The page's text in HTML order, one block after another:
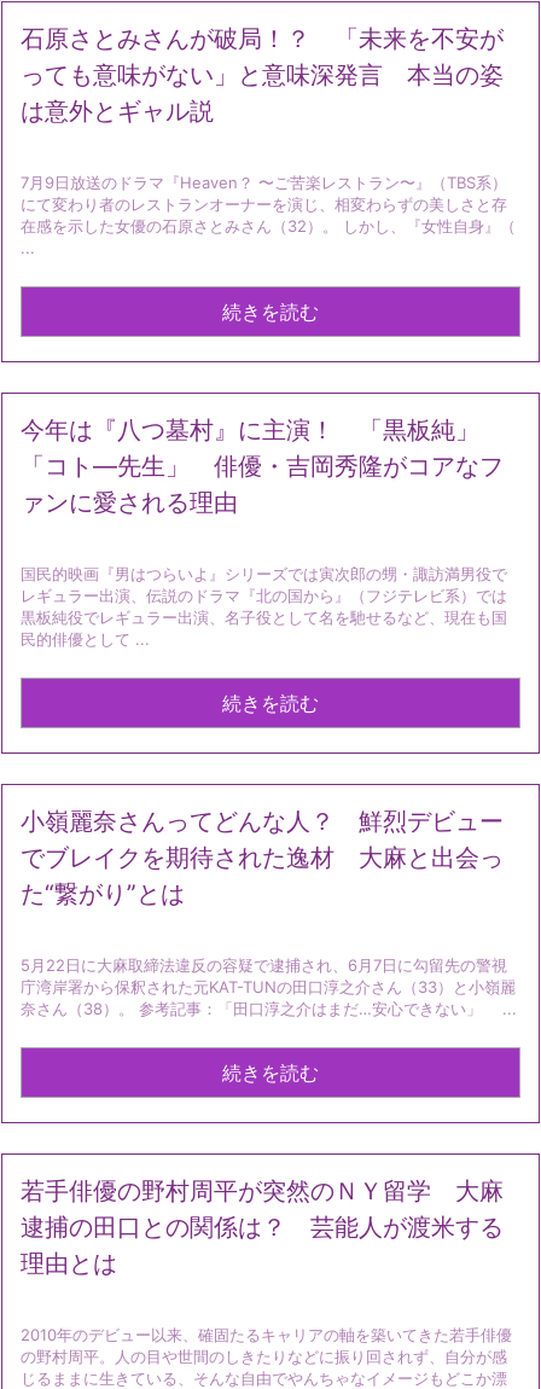
石原さとみさんが破局！？ 「未来を不安が
っても意味がない」と意味深発言 本当の姿
は意外とギャル説
7月9日放送のドラマ『Heaven？ 〜ご苦楽レストラン〜』（TBS系）
にて変わり者のレストランオーナーを演じ、相変わらずの美しさと存
在感を示した女優の石原さとみさん（32）。 しかし、『女性自身』（
...
続きを読む
今年は『八つ墓村』に主演！ 「黒板純」
「コト―先生」 俳優・吉岡秀隆がコアなフ
ァンに愛される理由
国民的映画『男はつらいよ』シリーズでは寅次郎の甥・諏訪満男役で
レギュラー出演、伝説のドラマ『北の国から』（フジテレビ系）では
黒板純役でレギュラー出演、名子役として名を馳せるなど、現在も国
民的俳優として ...
続きを読む
小嶺麗奈さんってどんな人？ 鮮烈デビュー
でブレイクを期待された逸材 大麻と出会っ
た“繋がり”とは
5月22日に大麻取締法違反の容疑で逮捕され、6月7日に勾留先の警視
庁湾岸署から保釈された元KAT-TUNの田口淳之介さん（33）と小嶺麗
奈さん（38）。 参考記事：「田口淳之介はまだ…安心できない」 ...
続きを読む
若手俳優の野村周平が突然のＮＹ留学 大麻
逮捕の田口との関係は？ 芸能人が渡米する
理由とは
2010年のデビュー以来、確固たるキャリアの軸を築いてきた若手俳優
の野村周平。人の目や世間のしきたりなどに振り回されず、自分が感
じるままに生きている、そんな自由でやんちゃなイメージもどこか漂